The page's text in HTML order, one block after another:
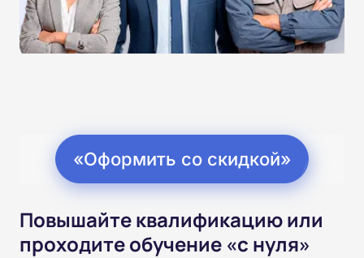
«Оформить со скидкой»
Повышайте квалификацию или
проходите обучение «с нуля»